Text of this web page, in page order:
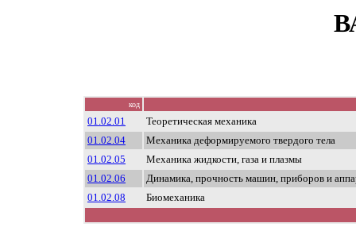
код
01.02.01
Теоретическая механика
01.02.04
Механика деформируемого твердого тела
01.02.05
Механика жидкости, газа и плазмы
01.02.06
Динамика, прочность машин, приборов и
01.02.08
Биомеханика